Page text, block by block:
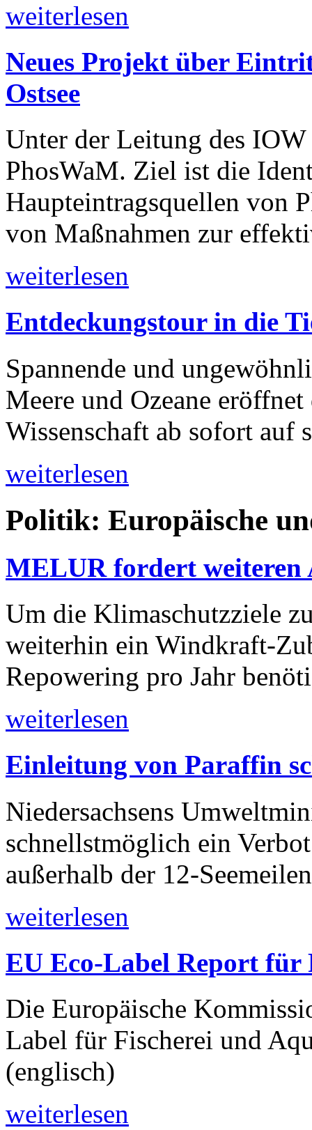
weiterlesen
Neues Projekt über
Ostsee
Unter der Leitung des
PhosWaM. Ziel ist die
Haupteintragsquellen von
von Maßnahmen zur
weiterlesen
Entdeckungstour in die
Spannende und
Meere und Ozeane
Wissenschaft ab sofort auf
weiterlesen
Politik: Europäische
MELUR fordert weiteren
Um die Klimaschutzziele
weiterhin ein Windkraft-
Repowering pro Jahr
weiterlesen
Einleitung von Paraffin
Niedersachsens
schnellstmöglich ein
außerhalb der 12-
weiterlesen
EU Eco-Label Report
Die Europäische
Label für Fischerei und
(englisch)
weiterlesen